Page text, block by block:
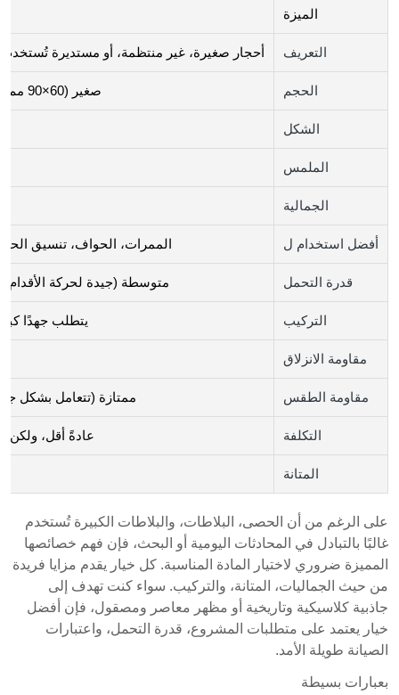
الميزة
التعريف أحجار صغيرة، غير منتظمة، أو مستديرة
الحجم صغير (60×90 مم، 100×100 مم، 200×100 مم)
الشكل
الملمس
الجمالية
أفضل استخدام ل الممرات، الحواف، تنسيق
قدرة التحمل متوسطة (جيدة لحركة الأقدام
التركيب يتطلب جهدًا
مقاومة الانزلاق
مقاومة الطقس ممتازة (تتعامل بشكل
التكلفة عادةً أقل، ولكن
المتانة
على الرغم من أن الحصى، البلاطات، والبلاطات الكبيرة تُستخدم
غالبًا بالتبادل في المحادثات اليومية أو البحث، فإن فهم خصائصها
المميزة ضروري لاختيار المادة المناسبة. كل خيار يقدم مزايا فريدة
من حيث الجماليات، المتانة، والتركيب. سواء كنت تهدف إلى
جاذبية كلاسيكية وتاريخية أو مظهر معاصر ومصقول، فإن أفضل
خيار يعتمد على متطلبات المشروع، قدرة التحمل، واعتبارات
الصيانة طويلة الأمد.
بعبارات بسيطة